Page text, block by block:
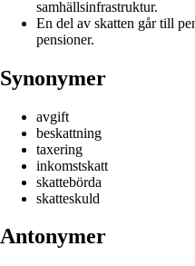
samhällsinfrastruktur.
En del av skatten går till
pensioner.
Synonymer
avgift
beskattning
taxering
inkomstskatt
skattebörda
skatteskuld
Antonymer